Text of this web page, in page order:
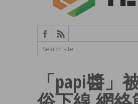
「papi醬」